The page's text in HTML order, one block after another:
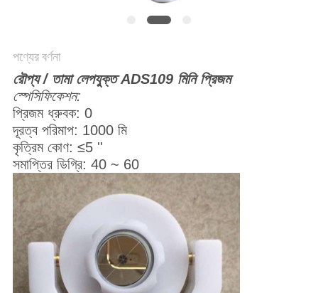
পণ্যের বর্ণনা
রৌপ্য / তামা লেপযুক্ত ADS109 মিনি প্রিজম
স্পেসিফিকেশন:
প্রিজম ধ্রুবক: 0
দূরত্ব পরিমাপ: 1000 মি
কৃত্রিম কোণ: ≤5 ''
সমাপ্তির ডিগ্রি: 40 ~ 60